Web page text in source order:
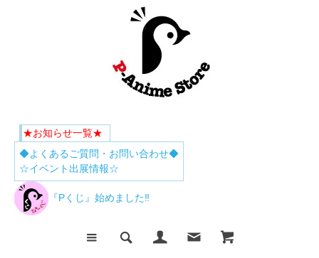
★お知らせ一覧★
◆よくあるご質問・お問い合わせ◆
☆イベント出展情報☆
『Pくじ』始めました‼